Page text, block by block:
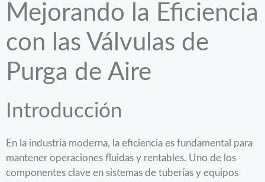
Mejorando la Eficiencia
con las Válvulas de
Purga de Aire
Introducción
En la industria moderna, la eficiencia es fundamental para
mantener operaciones fluidas y rentables. Uno de los
componentes clave en sistemas de tuberías y equipos